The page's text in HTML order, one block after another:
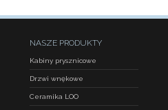
NASZE PRODUKTY
Kabiny prysznicowe
Drzwi wnękowe
Ceramika LOO